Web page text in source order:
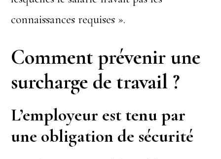
connaissances requises ».
Comment prévenir une
surcharge de travail ?
L’employeur est tenu par
une obligation de sécurité